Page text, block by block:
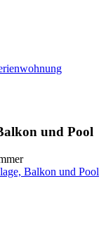
und Pool
Balkon und Pool